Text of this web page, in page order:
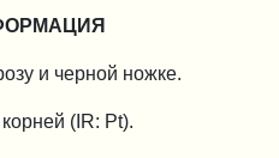
и черной ножке.
(IR: Pt).